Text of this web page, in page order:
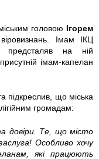
головою Ігорем
Імам ІКЦ
предсталяв на ній
імам-капелан
підкреслив, що міська
громадам:
довіри. Те, що місто
Особливо хочу
які працюють